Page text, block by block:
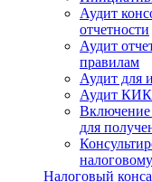
Аудит
отчетности
Аудит
правилам
Аудит для
Аудит
Включение
для
Налоговый